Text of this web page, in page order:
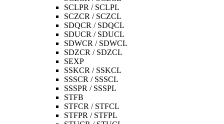
SCLPR / SCLPL
SCZCR / SCZCL
SDQCR / SDQCL
SDUCR / SDUCL
SDWCR / SDWCL
SDZCR / SDZCL
SEXP
SSKCR / SSKCL
SSSCR / SSSCL
SSSPR / SSSPL
STFB
STFCR / STFCL
STFPR / STFPL